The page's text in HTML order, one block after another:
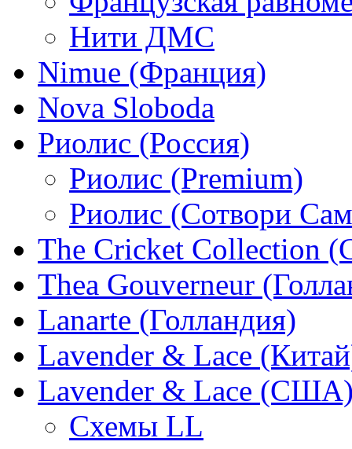
Нити ДМС
Nimue (Франция)
Nova Sloboda
Риолис (Россия)
Риолис (Premium)
Риолис (Сотвори
The Cricket Collection
Thea Gouverneur
Lanarte (Голландия)
Lavender & Lace
Lavender & Lace
Схемы LL